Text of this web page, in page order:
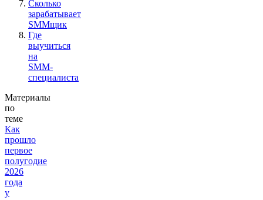
Сколько
зарабатывает
SMMщик
Где
выучиться
на
SMM-
специалиста
Материалы
по
теме
Как
прошло
первое
полугодие
2026
года
у